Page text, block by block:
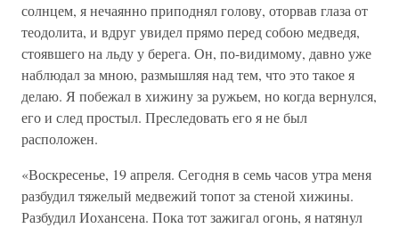
солнцем, я нечаянно приподнял голову, оторвав глаза от
теодолита, и вдруг увидел прямо перед собою медведя,
стоявшего на льду у берега. Он, по-видимому, давно уже
наблюдал за мною, размышляя над тем, что это такое я
делаю. Я побежал в хижину за ружьем, но когда вернулся,
его и след простыл. Преследовать его я не был
расположен.
«Воскресенье, 19 апреля. Сегодня в семь часов утра меня
разбудил тяжелый медвежий топот за стеной хижины.
Разбудил Иохансена. Пока тот зажигал огонь, я натянул